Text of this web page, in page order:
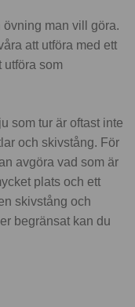
man vill göra.
att utföra med ett
utföra som
som tur är oftast inte
och skivstång. För
avgöra vad som är
plats och ett
skivstång och
begränsat kan du